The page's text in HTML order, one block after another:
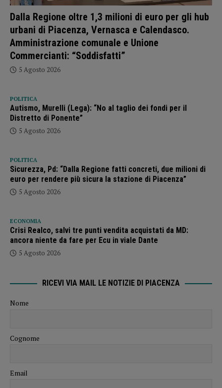
Dalla Regione oltre 1,3 milioni di euro per gli hub
urbani di Piacenza, Vernasca e Calendasco.
Amministrazione comunale e Unione
Commercianti: “Soddisfatti”
5 Agosto 2026
POLITICA
Autismo, Murelli (Lega): “No al taglio dei fondi per il
Distretto di Ponente”
5 Agosto 2026
POLITICA
Sicurezza, Pd: “Dalla Regione fatti concreti, due milioni di
euro per rendere più sicura la stazione di Piacenza”
5 Agosto 2026
ECONOMIA
Crisi Realco, salvi tre punti vendita acquistati da MD:
ancora niente da fare per Ecu in viale Dante
5 Agosto 2026
RICEVI VIA MAIL LE NOTIZIE DI PIACENZA
Nome
Cognome
Email